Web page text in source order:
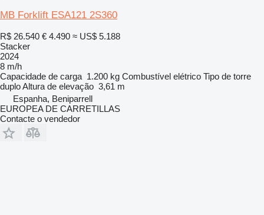
MB Forklift ESA121 2S360
R$ 26.540 € 4.490 ≈ US$ 5.188
Stacker
2024
8 m/h
Capacidade de carga 1.200 kg Combustível elétrico Tipo de torre
duploAltura de elevação 3,61 m
Espanha, Beniparrell
EUROPEA DE CARRETILLAS
Contacte o vendedor